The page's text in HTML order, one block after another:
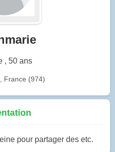
, 50 ans
France (974)
pour partager des etc.